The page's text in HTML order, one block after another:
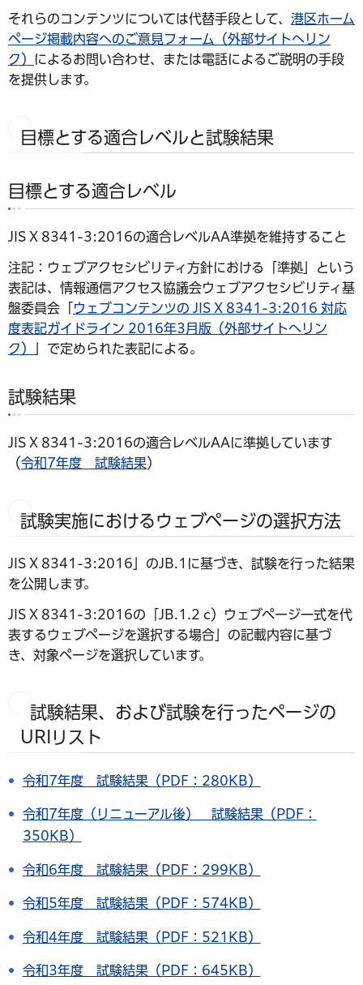
それらのコンテンツについては代替手段として、 港区ホーム
ページ掲載内容へのご意見フォーム（外部サイトへリン
ク）
によるお問い合わせ、または電話によるご説明の手段
を提供します。
目標とする適合レベルと試験結果
目標とする適合レベル
JIS X 8341-3:2016の適合レベルAA準拠を維持すること
注記：ウェブアクセシビリティ方針における「準拠」という
表記は、情報通信アクセス協議会ウェブアクセシビリティ基
盤委員会「
ウェブコンテンツの JIS X 8341-3:2016 対応
度表記ガイドライン 2016年3月版（外部サイトへリン
ク）
」で定められた表記による。
試験結果
JIS X 8341-3:2016の適合レベルAAに準拠しています
（令和7年度 試験結果）
試験実施におけるウェブページの選択方法
JIS X 8341-3:2016」のJB.1に基づき、試験を行った結果
を公開します。
JIS X 8341-3:2016の「JB.1.2 c）ウェブページ一式を代
表するウェブページを選択する場合」の記載内容に基づ
き、対象ページを選択しています。
試験結果、および試験を行ったページの
URIリスト
令和7年度 試験結果（PDF：280KB）
令和7年度（リニューアル後） 試験結果（PDF：
350KB）
令和6年度 試験結果（PDF：299KB）
令和5年度 試験結果（PDF：574KB）
令和4年度 試験結果（PDF：521KB）
令和3年度 試験結果（PDF：645KB）